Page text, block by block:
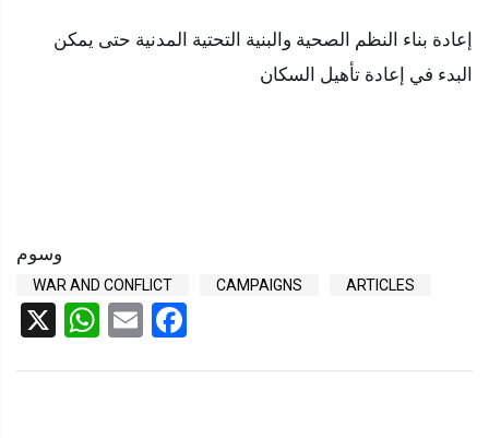
إعادة بناء النظم الصحية والبنية التحتية المدنية حتى يمكن
البدء في إعادة تأهيل السكان
وسوم
WAR AND CONFLICT CAMPAIGNS ARTICLES
Facebook
Email